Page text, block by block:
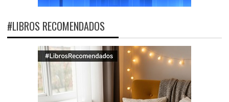
#LIBROS RECOMENDADOS